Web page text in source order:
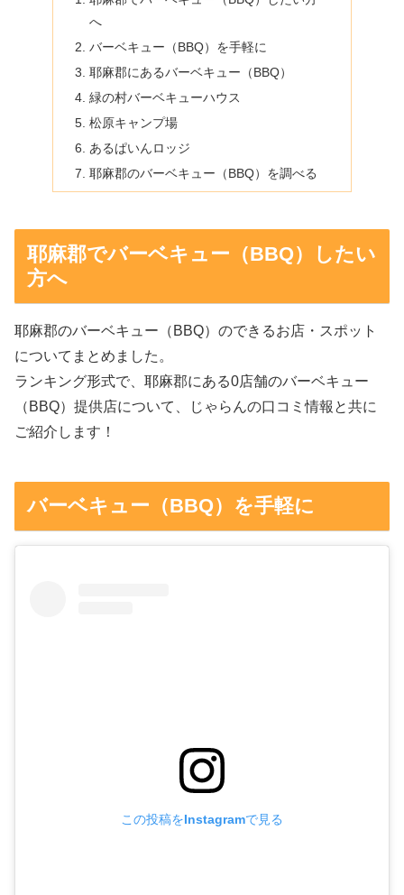
へ
バーベキュー（BBQ）を手軽に
耶麻郡にあるバーベキュー（BBQ）
緑の村バーベキューハウス
松原キャンプ場
あるぱいんロッジ
耶麻郡のバーベキュー（BBQ）を調べる
耶麻郡でバーベキュー（BBQ）したい
方へ
耶麻郡のバーベキュー（BBQ）のできるお店・スポット
についてまとめました。
ランキング形式で、耶麻郡にある0店舗のバーベキュー
（BBQ）提供店について、じゃらんの口コミ情報と共に
ご紹介します！
バーベキュー（BBQ）を手軽に
この投稿をInstagramで見る